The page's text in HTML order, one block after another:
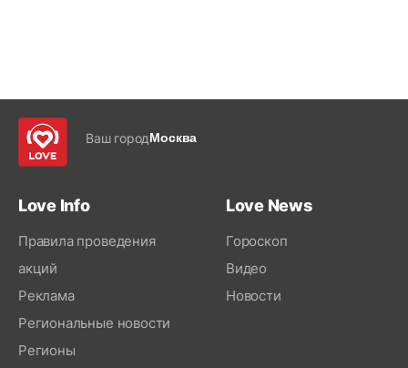
Ваш городМосква
Love Info
Правила проведения
акций
Реклама
Региональные новости
Регионы
Love News
Гороскоп
Видео
Новости